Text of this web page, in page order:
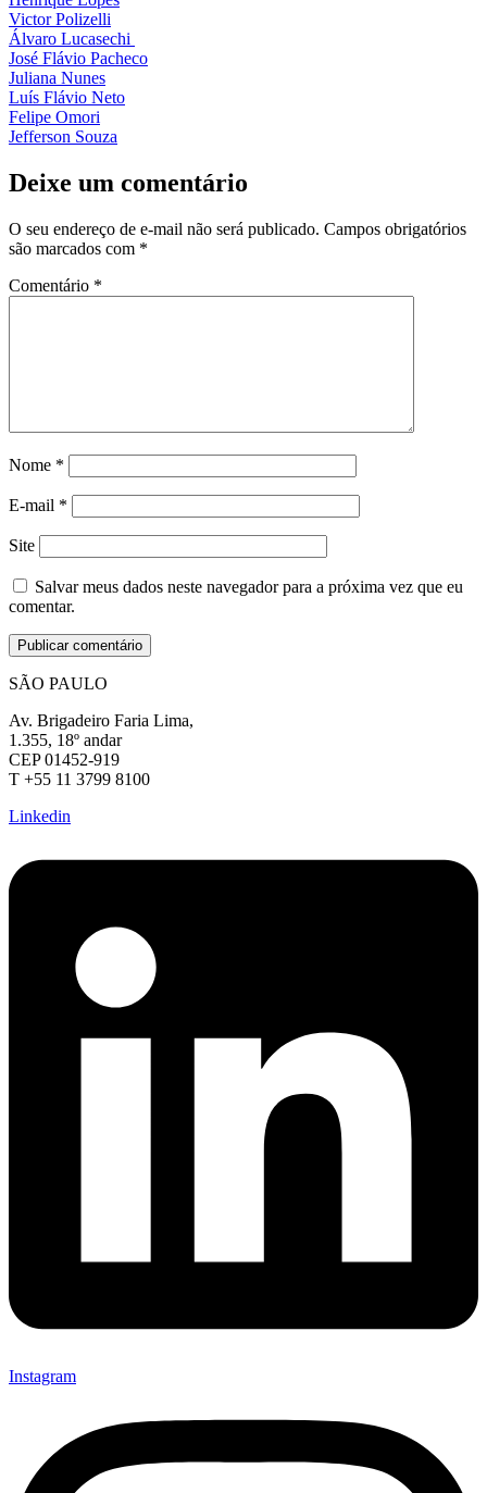
Victor Polizelli
Álvaro Lucasechi
José Flávio Pacheco
Juliana Nunes
Luís Flávio Neto
Felipe Omori
Jefferson Souza
Deixe um comentário
O seu endereço de e-mail não será publicado. Campos obrigatórios
são marcados com *
Comentário *
Nome *
E-mail *
Site
Salvar meus dados neste navegador para a próxima vez que eu
comentar.
SÃO PAULO
Av. Brigadeiro Faria Lima,
1.355, 18º andar
CEP 01452-919
T +55 11 3799 8100
Linkedin
Instagram